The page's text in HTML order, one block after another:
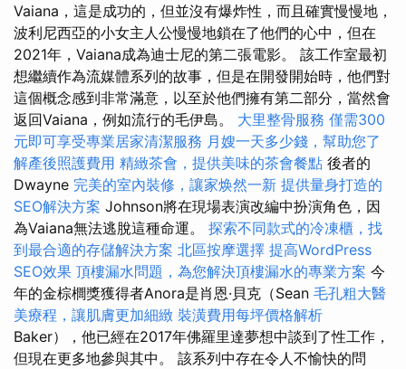
Vaiana，這是成功的，但並沒有爆炸性，而且確實慢慢地，
波利尼西亞的小女主人公慢慢地鎖在了他們的心中，但在
2021年，Vaiana成為迪士尼的第二張電影。 該工作室最初
想繼續作為流媒體系列的故事，但是在開發開始時，他們對
這個概念感到非常滿意，以至於他們擁有第二部分，當然會
返回Vaiana，例如流行的毛伊島。 大里整骨服務 僅需300
元即可享受專業居家清潔服務 月嫂一天多少錢，幫助您了
解產後照護費用 精緻茶會，提供美味的茶會餐點 後者的
Dwayne 完美的室內裝修，讓家焕然一新 提供量身打造的
SEO解決方案 Johnson將在現場表演改編中扮演角色，因
為Vaiana無法逃脫這種命運。 探索不同款式的冷凍櫃，找
到最合適的存儲解決方案 北區按摩選擇 提高WordPress
SEO效果 頂樓漏水問題，為您解決頂樓漏水的專業方案 今
年的金棕櫚獎獲得者Anora是肖恩·貝克（Sean 毛孔粗大醫
美療程，讓肌膚更加細緻 裝潢費用每坪價格解析
Baker），他已經在2017年佛羅里達夢想中談到了性工作，
但現在更多地參與其中。 該系列中存在令人不愉快的問